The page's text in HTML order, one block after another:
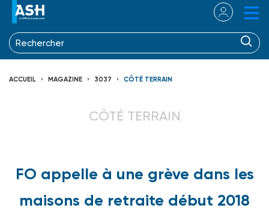
ACCUEIL MAGAZINE 3037 CÔTÉ TERRAIN
CÔTÉ TERRAIN
FO appelle à une grève dans les
maisons de retraite début 2018